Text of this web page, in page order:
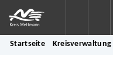
Startseite Kreisverwaltung